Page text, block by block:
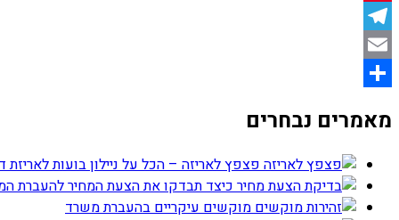
Pinterest
Telegram
Email
מאמרים נבחרים
פצפץ לאריזה – הכל על ניילון בועות לאריזת
כיצד תבדקו את הצעת המחיר להעברת
מוקשים עיקריים בהעברת משרד